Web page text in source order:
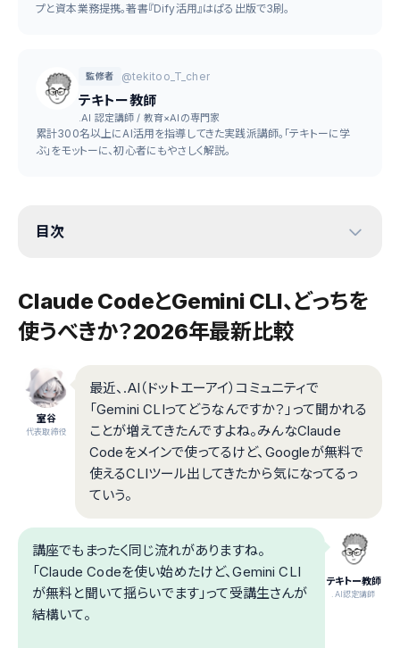
プと資本業務提携。著書『Dify活用』はぱる出版で3刷。
監修者 @tekitoo_T_cher
テキトー教師
.AI 認定講師 / 教育×AIの専門家
累計300名以上にAI活用を指導してきた実践派講師。「テキトーに学
ぶ」をモットーに、初心者にもやさしく解説。
目次
Claude CodeとGemini CLI、どっちを
使うべきか？2026年最新比較
室谷
代表取締役
最近、.AI（ドットエーアイ）コミュニティで
「Gemini CLIってどうなんですか？」って聞かれる
ことが増えてきたんですよね。みんなClaude
Codeをメインで使ってるけど、Googleが無料で
使えるCLIツール出してきたから気になってるっ
ていう。
テキトー教師
.AI認定講師
講座でもまったく同じ流れがありますね。
「Claude Codeを使い始めたけど、Gemini CLI
が無料と聞いて揺らいでます」って受講生さんが
結構いて。